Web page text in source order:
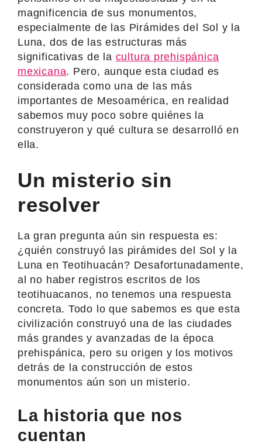
magnificencia de sus monumentos,
especialmente de las Pirámides del Sol y la
Luna, dos de las estructuras más
significativas de la cultura prehispánica
mexicana. Pero, aunque esta ciudad es
considerada como una de las más
importantes de Mesoamérica, en realidad
sabemos muy poco sobre quiénes la
construyeron y qué cultura se desarrolló en
ella.
Un misterio sin
resolver
La gran pregunta aún sin respuesta es:
¿quién construyó las pirámides del Sol y la
Luna en Teotihuacán? Desafortunadamente,
al no haber registros escritos de los
teotihuacanos, no tenemos una respuesta
concreta. Todo lo que sabemos es que esta
civilización construyó una de las ciudades
más grandes y avanzadas de la época
prehispánica, pero su origen y los motivos
detrás de la construcción de estos
monumentos aún son un misterio.
La historia que nos
cuentan